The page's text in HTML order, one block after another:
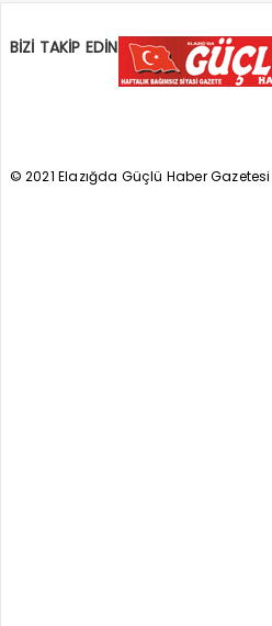
BİZİ TAKİP EDİN
© 2021 Elazığda Güçlü Haber